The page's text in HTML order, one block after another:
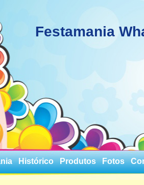
Festamania
Histórico Produtos Fotos